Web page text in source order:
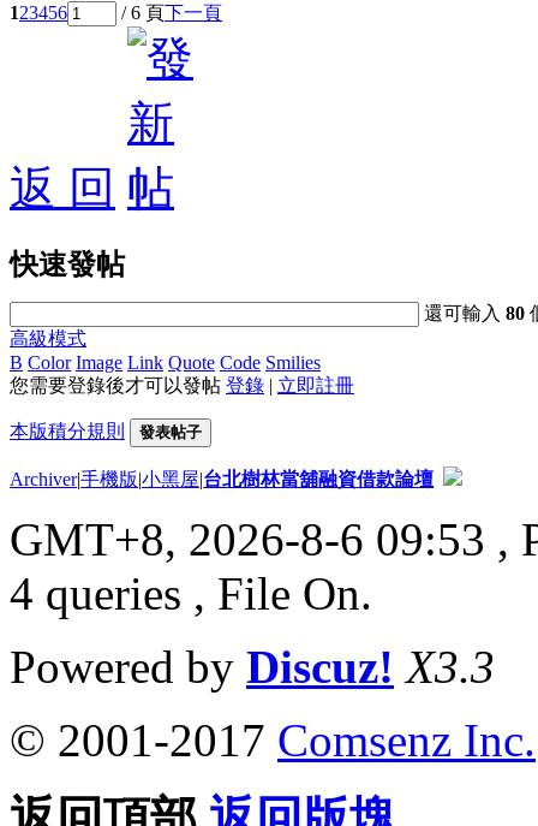
123456 / 6 頁下一頁
返 回
快速發帖
還可輸入80
高級模式
B Color Image Link Quote Code Smilies
您需要登錄後才可以發帖 登錄 | 立即註冊
本版積分規則 發表帖子
Archiver|手機版|小黑屋|台北樹林當舖融資借款論壇
GMT+8, 2026-8-6 09:53 ,
4 queries , File On.
Powered by Discuz! X3.3
© 2001-2017 Comsenz Inc.